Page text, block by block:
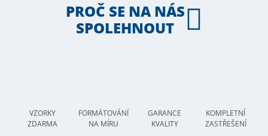
PROČ SE NA NÁS
SPOLEHNOUT
VZORKY
ZDARMA
FORMÁTOVÁNÍ
NA MÍRU
GARANCE
KVALITY
KOMPLETNÍ
ZASTŘEŠENÍ